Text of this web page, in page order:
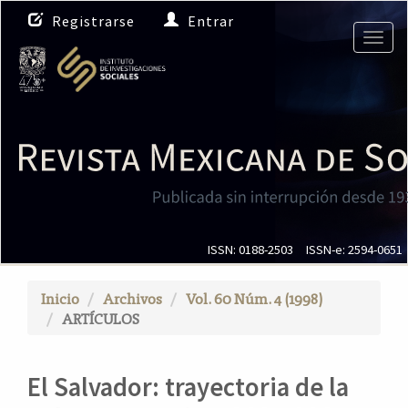
N
a
v
e
g
i
ó
n
c
C
Registrarse Entrar
ISSN: 0188-2503 ISSN-e: 2594-0651
Inicio Archivos
Vol. 60 Núm. 4 (1998)
ARTÍCULOS
El Salvador: trayectoria de la